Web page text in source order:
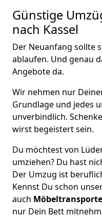
Günstige
nach Kassel
Der Neuanfang sollte
ablaufen. Und genau
Angebote da.
Wir nehmen nur
Grundlage und jedes
unverbindlich.
wirst begeistert sein.
Du möchtest von
umziehen? Du hast
Der Umzug ist
Kennst Du schon
auch Möbeltransporte
nur Dein Bett